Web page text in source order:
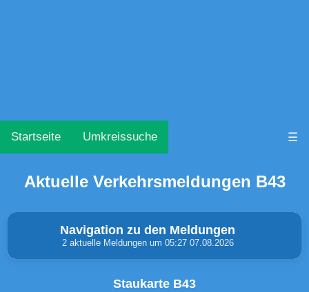
Startseite Umkreissuche ☰
Aktuelle Verkehrsmeldungen B43
Navigation zu den Meldungen
2 aktuelle Meldungen um 05:27 07.08.2026
Staukarte B43